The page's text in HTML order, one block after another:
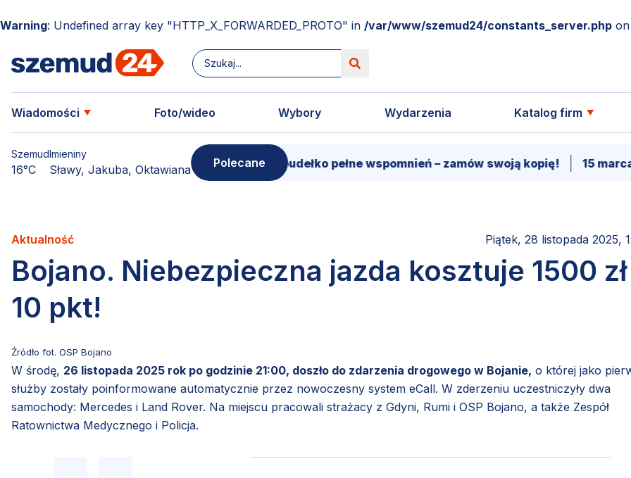
Warning: Undefined array key "HTTP_X_FORWARDED_PROTO" in /var/www/szemud24/constants_server.php
Wiadomości Foto/wideo Wybory Wydarzenia Katalog firm
Szemud
16°C
Imieniny
Sławy, Jakuba, Oktawiana Polecane
Donimierz i Szemud. Filmowe pudełko pełne wspomnień – zamów swoją kopię! 15 marca -
Aktualność Piątek, 28 listopada 2025,
Bojano. Niebezpieczna jazda kosztuje 1500
10 pkt!
Źródło fot. OSP Bojano
W środę, 26 listopada 2025 rok po godzinie 21:00, doszło do zdarzenia drogowego w Bojanie, o której jako
służby zostały poinformowane automatycznie przez nowoczesny system eCall. W zderzeniu uczestniczyły dwa
samochody: Mercedes i Land Rover. Na miejscu pracowali strażacy z Gdyni, Rumi i OSP Bojano, a także Zespół
Ratownictwa Medycznego i Policja.